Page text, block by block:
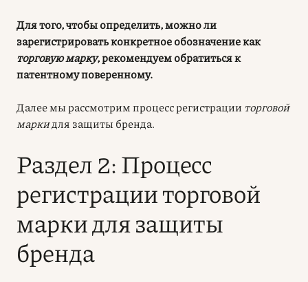
Для того, чтобы определить, можно ли
зарегистрировать конкретное обозначение как
торговую марку, рекомендуем обратиться к
патентному поверенному.
Далее мы рассмотрим процесс регистрации торговой
маркидля защиты бренда.
Раздел 2: Процесс
регистрации торговой
марки для защиты
бренда